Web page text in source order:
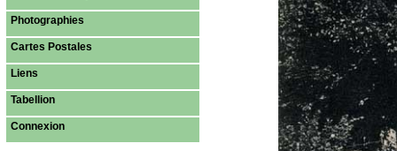
Photographies
Cartes Postales
Liens
Tabellion
Connexion